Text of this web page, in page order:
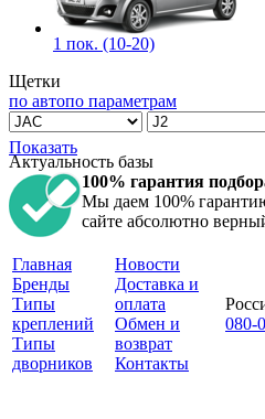
1 пок. (10-20)
Щетки
по автопо параметрам
Показать
Актуальность базы
100% гарантия
Мы даем 100%
сайте абсолютно
Главная
Бренды
Типы
креплений
Типы
дворников
Новости
Доставка и
оплата
Обмен и
возврат
Контакты
080-